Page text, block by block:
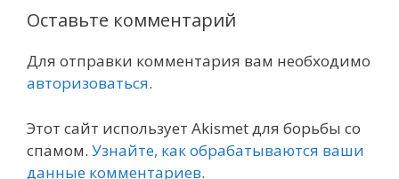
Оставьте комментарий
Для отправки комментария вам необходимо
авторизоваться.
Этот сайт использует Akismet для борьбы со
спамом. Узнайте, как обрабатываются ваши
данные комментариев.